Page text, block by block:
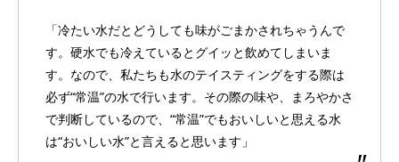
「冷たい水だとどうしても味がごまかされちゃうんで
す。硬水でも冷えているとグイッと飲めてしまいま
す。なので、私たちも水のテイスティングをする際は
必ず“常温”の水で行います。その際の味や、まろやかさ
で判断しているので、“常温”でもおいしいと思える水
は“おいしい水”と言えると思います」